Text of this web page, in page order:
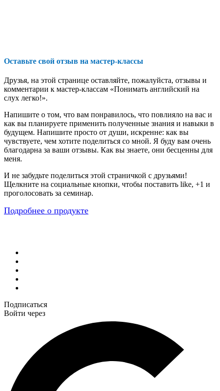
Оставьте свой отзыв на мастер-классы
Друзья, на этой странице оставляйте, пожалуйста, отзывы и
комментарии к мастер-классам «Понимать английский на
слух легко!».
Напишите о том, что вам понравилось, что повлияло на вас и
как вы планируете применить полученные знания и навыки в
будущем. Напишите просто от души, искренне: как вы
чувствуете, чем хотите поделиться со мной. Я буду вам очень
благодарна за ваши отзывы. Как вы знаете, они бесценны для
меня.
И не забудьте поделиться этой страничкой с друзьями!
Щелкните на социальные кнопки, чтобы поставить like, +1 и
проголосовать за семинар.
Подробнее о продукте
Подписаться
Войти через